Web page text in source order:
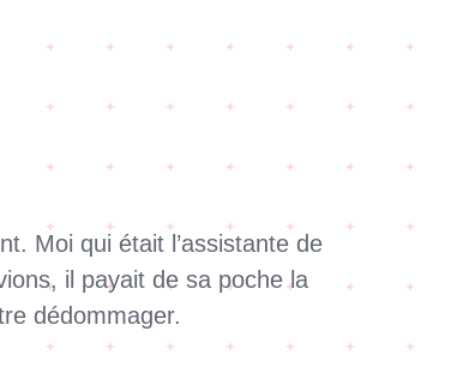
Moi qui était l’assistante de
il payait de sa poche la
dédommager.